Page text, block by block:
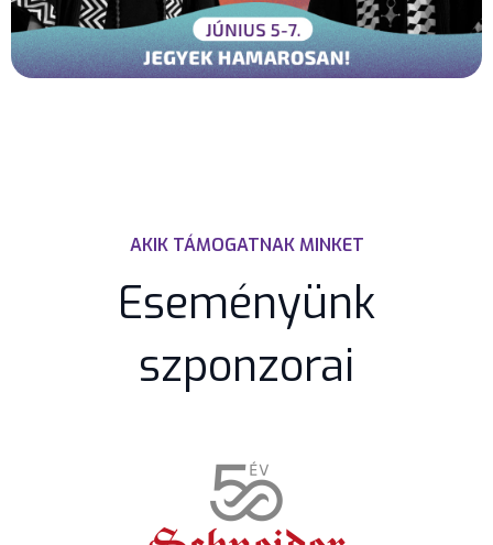
AKIK TÁMOGATNAK MINKET
Eseményünk
szponzorai